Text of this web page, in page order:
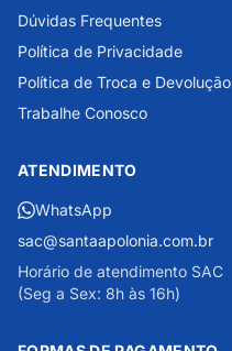
Dúvidas Frequentes
Política de Privacidade
Política de Troca e Devolução
Trabalhe Conosco
ATENDIMENTO
WhatsApp
sac@santaapolonia.com.br
Horário de atendimento SAC
(Seg a Sex: 8h às 16h)